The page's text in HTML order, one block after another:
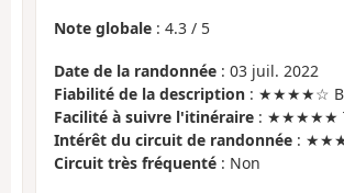
Note globale : 4.3 / 5
Date de la randonnée : 03 juil. 2022
Fiabilité de la description : ★★★★☆
Facilité à suivre l'itinéraire : ★★★★★
Intérêt du circuit de randonnée :
Circuit très fréquenté : Non